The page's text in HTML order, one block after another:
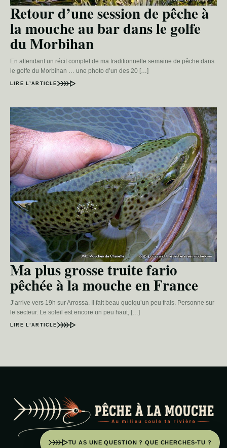
Retour d’une session de pêche à
la mouche au bar dans le golfe
du Morbihan
En attendant un récit complet de ma traditionnelle semaine de pêche dans
le golfe du Morbihan … une photo d’un des 20 […]
LIRE L’ARTICLE
Ma plus grosse truite fario
pêchée à la mouche en France
J’arrive vers 19h sur Arrossa. Il fait beau quoiqu’un peu frais. Personne sur
le secteur. Le soleil est encore un peu haut, […]
LIRE L’ARTICLE
TU AS UNE QUESTION ? QUE CHERCHES-TU ?